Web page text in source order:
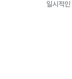
일시적